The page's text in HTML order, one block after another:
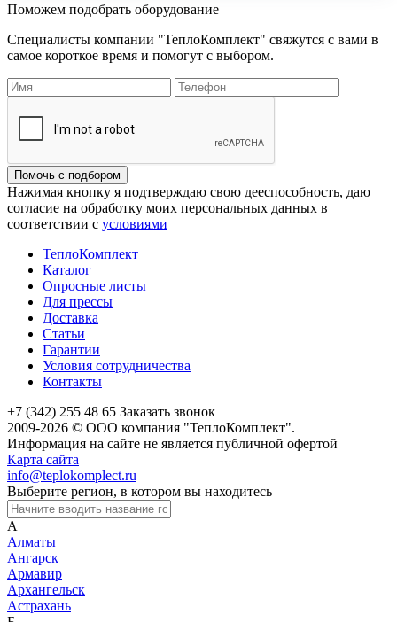
Поможем подобрать оборудование
Специалисты компании "ТеплоКомплект" свяжутся с вами в
самое короткое время и помогут с выбором.
Помочь с подбором
Нажимая кнопку я подтверждаю свою дееспособность, даю
согласие на обработку моих персональных данных в
соответствии с условиями
ТеплоКомплект
Каталог
Опросные листы
Для прессы
Доставка
Статьи
Гарантии
Условия сотрудничества
Контакты
+7 (342) 255 48 65 Заказать звонок
2009-2026 © ООО компания "ТеплоКомплект".
Информация на сайте не является публичной офертой
Карта сайта
info@teplokomplect.ru
Выберите регион, в котором вы находитесь
А
Алматы
Ангарск
Армавир
Архангельск
Астрахань